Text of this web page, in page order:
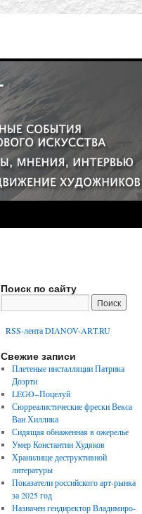
Поиск по сайту
RSS-лента DIANOV-ART.RU
Свежие записи
Плетеные инсталляции Патрика
Доэрти
LEGO−Поцелуй
Сюрреалистические фрески Векса
Ван Хиллика
Сидящая обнаженная в ожерелье
Умер Константин Худяков
Хранилище деструктивной
литературы
Показатели российского арт-рынка
за 2025 год
Назначен гендиректор Владимиро-